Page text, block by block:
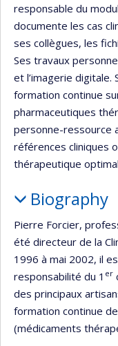
responsable du
documente les cas
ses collègues, les
Ses travaux
et l’imagerie digitale.
formation continue
pharmaceutiques
personne-ressource
références cliniques
thérapeutique
Biography
Pierre Forcier,
été directeur de la
1996 à mai 2002, il
responsabilité du 1 er
des principaux
formation continue
(médicaments